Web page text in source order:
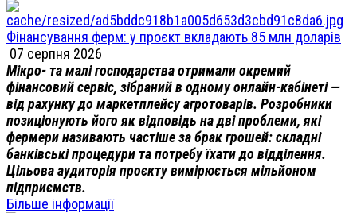
Фінансування ферм: у проєкт вкладають 85 млн доларів
07 серпня 2026
Мікро- та малі господарства отримали окремий
фінансовий сервіс, зібраний в одному онлайн-кабінеті —
від рахунку до маркетплейсу агротоварів. Розробники
позиціонують його як відповідь на дві проблеми, які
фермери називають частіше за брак грошей: складні
банківські процедури та потребу їхати до відділення.
Цільова аудиторія проєкту вимірюється мільйоном
підприємств.
Більше інформації